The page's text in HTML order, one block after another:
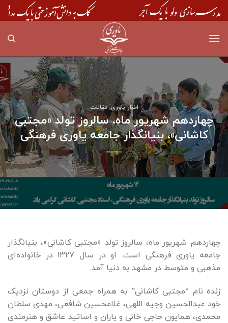
Skip
to
اخبار یاوری,مقالات
چهاردهم شهریور ماه، سالروز تولد «مجتبی
کاشانی»، بنیانگذار جامعه یاوری فرهنگی
چهاردهم شهریور ماه، سالروز تولد «مجتبی کاشانی»، بنیانگذار
جامعه یاوری فرهنگی است. او در سال ۱۳۲۷ در خانواده‌ای
مذهبی و متوسط در مشهد به دنیا آمد.
زنده نام “مجتبی کاشانی” به همراه جمعی از دوستان نزدیک
خود عبدالحسین وجیه اللهی، غلامحسین شافعی، مهدی سلطان
محمدی، همایون حاجی خانی و یاران و اساتید عاشق و هنرمندی